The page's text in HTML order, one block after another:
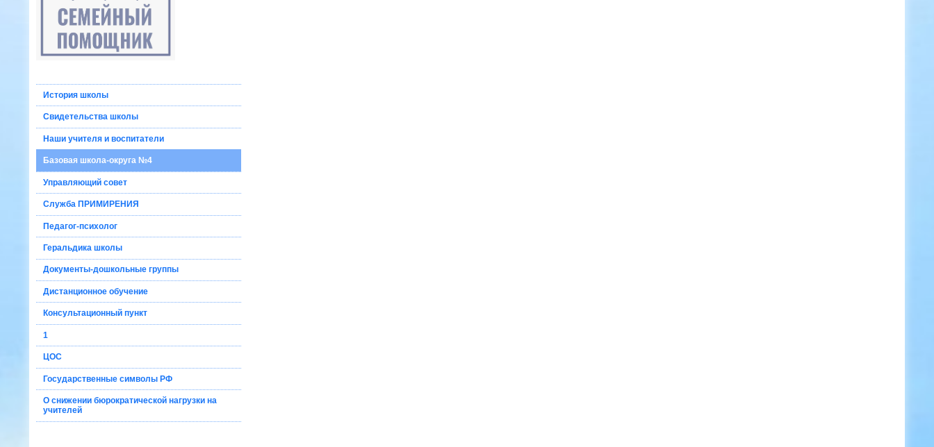
История школы
Свидетельства школы
Наши учителя и воспитатели
Базовая школа-округа №4
Управляющий совет
Служба ПРИМИРЕНИЯ
Педагог-психолог
Геральдика школы
Документы-дошкольные группы
Дистанционное обучение
Консультационный пункт
1
ЦОС
Государственные символы РФ
О снижении бюрократической нагрузки на
учителей